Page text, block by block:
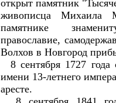
открыт памятник
живописца Михаила
памятнике
православие,
Волхов в Новгород
8 сентября 1727
имени 13-летнего
аресте.